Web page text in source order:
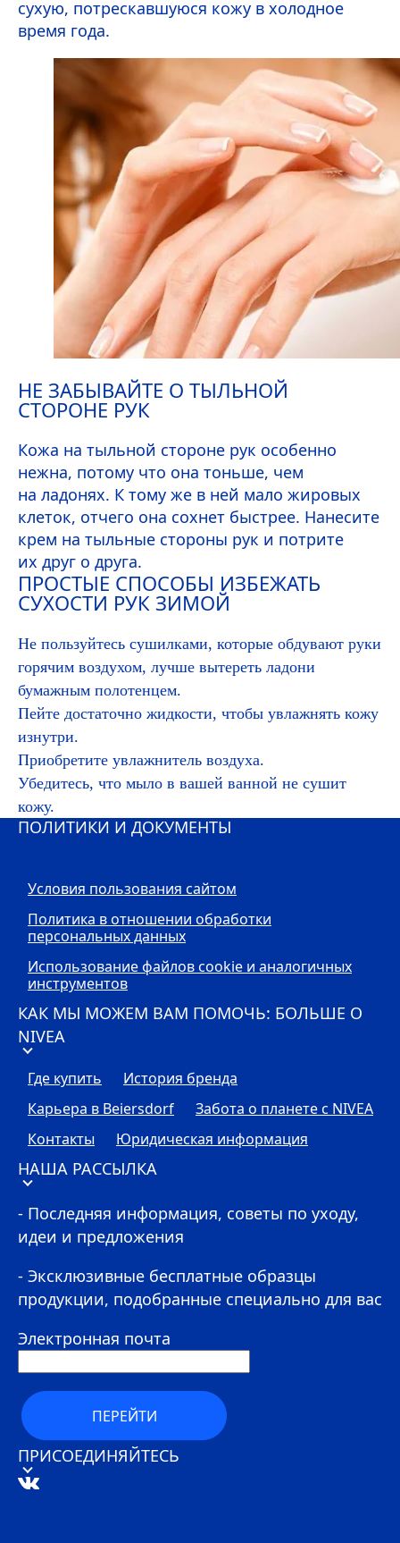
сухую, потрескавшуюся кожу в холодное
время года.
НЕ ЗАБЫВАЙТЕ О ТЫЛЬНОЙ
СТОРОНЕ РУК
Кожа на тыльной стороне рук особенно
нежна, потому что она тоньше, чем
на ладонях. К тому же в ней мало жировых
клеток, отчего она сохнет быстрее. Нанесите
крем на тыльные стороны рук и потрите
их друг о друга.
ПРОСТЫЕ СПОСОБЫ ИЗБЕЖАТЬ
СУХОСТИ РУК ЗИМОЙ
Не пользуйтесь сушилками, которые обдувают руки
горячим воздухом, лучше вытереть ладони
бумажным полотенцем.
Пейте достаточно жидкости, чтобы увлажнять кожу
изнутри.
Приобретите увлажнитель воздуха.
Убедитесь, что мыло в вашей ванной не сушит
кожу.
ПОЛИТИКИ И ДОКУМЕНТЫ
Условия пользования сайтом
Политика в отношении обработки
персональных данных
Использование файлов cookie и аналогичных
инструментов
КАК МЫ МОЖЕМ ВАМ ПОМОЧЬ: БОЛЬШЕ О
NIVEA
Где купить
История бренда
Карьера в Beiersdorf
Забота о планете с NIVEA
Контакты
Юридическая информация
НАША РАССЫЛКА
- Последняя информация, советы по уходу,
идеи и предложения
- Эксклюзивные бесплатные образцы
продукции, подобранные специально для вас
Электронная почта
ПЕРЕЙТИ
ПРИСОЕДИНЯЙТЕСЬ